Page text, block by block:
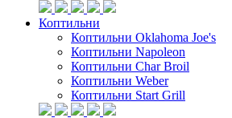
Коптильни
Коптильни Oklahoma Joe's
Коптильни Napoleon
Коптильни Char Broil
Коптильни Weber
Коптильни Start Grill